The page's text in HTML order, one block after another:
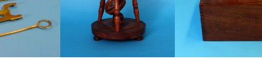
Partners
Jaarverslagen
Microscopen